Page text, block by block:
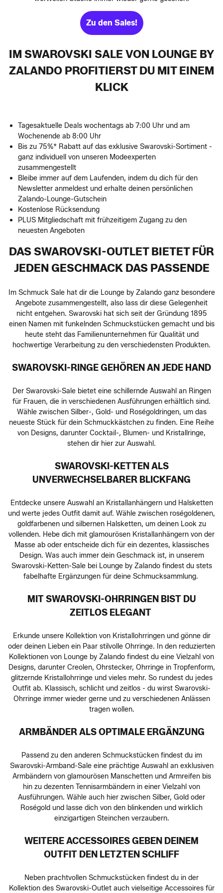
Zu den Sales!
IM SWAROVSKI SALE VON LOUNGE BY
ZALANDO PROFITIERST DU MIT EINEM
KLICK
Tagesaktuelle Deals wochentags ab 7:00 Uhr und am
Wochenende ab 8:00 Uhr
Bis zu 75%* Rabatt auf das exklusive Swarovski-Sortiment -
ganz individuell von unseren Modeexperten
zusammengestellt
Bleibe immer auf dem Laufenden, indem du dich für den
Newsletter anmeldest und erhalte deinen persönlichen
Zalando-Lounge-Gutschein
Kostenlose Rücksendung
PLUS Mitgliedschaft mit frühzeitigem Zugang zu den
neuesten Angeboten
DAS SWAROVSKI-OUTLET BIETET FÜR
JEDEN GESCHMACK DAS PASSENDE
Im Schmuck Sale hat dir die Lounge by Zalando ganz besondere
Angebote zusammengestellt, also lass dir diese Gelegenheit
nicht entgehen. Swarovski hat sich seit der Gründung 1895
einen Namen mit funkelnden Schmuckstücken gemacht und bis
heute steht das Familienunternehmen für Qualität und
hochwertige Verarbeitung zu den verschiedensten Produkten.
SWAROVSKI-RINGE GEHÖREN AN JEDE HAND
Der Swarovski-Sale bietet eine schillernde Auswahl an Ringen
für Frauen, die in verschiedenen Ausführungen erhältlich sind.
Wähle zwischen Silber-, Gold- und Roségoldringen, um das
neueste Stück für dein Schmuckkästchen zu finden. Eine Reihe
von Designs, darunter Cocktail-, Blumen- und Kristallringe,
stehen dir hier zur Auswahl.
SWAROVSKI-KETTEN ALS
UNVERWECHSELBARER BLICKFANG
Entdecke unsere Auswahl an Kristallanhängern und Halsketten
und werte jedes Outfit damit auf. Wähle zwischen roségoldenen,
goldfarbenen und silbernen Halsketten, um deinen Look zu
vollenden. Hebe dich mit glamourösen Kristallanhängern von der
Masse ab oder entscheide dich für ein dezentes, klassisches
Design. Was auch immer dein Geschmack ist, in unserem
Swarovski-Ketten-Sale bei Lounge by Zalando findest du stets
fabelhafte Ergänzungen für deine Schmucksammlung.
MIT SWAROVSKI-OHRRINGEN BIST DU
ZEITLOS ELEGANT
Erkunde unsere Kollektion von Kristallohrringen und gönne dir
oder deinen Lieben ein Paar stilvolle Ohrringe. In den reduzierten
Kollektionen von Lounge by Zalando findest du eine Vielzahl von
Designs, darunter Creolen, Ohrstecker, Ohrringe in Tropfenform,
glitzernde Kristallohrringe und vieles mehr. So rundest du jedes
Outfit ab. Klassisch, schlicht und zeitlos - du wirst Swarovski-
Ohrringe immer wieder gerne und zu verschiedenen Anlässen
tragen wollen.
ARMBÄNDER ALS OPTIMALE ERGÄNZUNG
Passend zu den anderen Schmuckstücken findest du im
Swarovski-Armband-Sale eine prächtige Auswahl an exklusiven
Armbändern von glamourösen Manschetten und Armreifen bis
hin zu dezenten Tennisarmbändern in einer Vielzahl von
Ausführungen. Wähle auch hier zwischen Silber, Gold oder
Roségold und lasse dich von den blinkenden und wirklich
einzigartigen Steinchen verzaubern.
WEITERE ACCESSOIRES GEBEN DEINEM
OUTFIT DEN LETZTEN SCHLIFF
Neben prachtvollen Schmuckstücken findest du in der
Kollektion des Swarovski-Outlet auch vielseitige Accessoires für